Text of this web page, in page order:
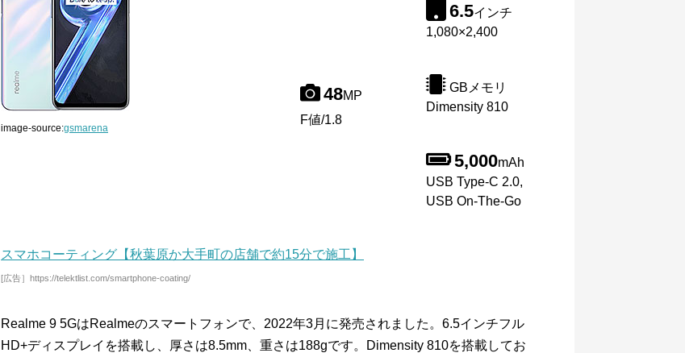
image-source:gsmarena
6.5インチ
1,080×2,400
48MP
F値/1.8
GBメモリ
Dimensity 810
5,000mAh
USB Type-C 2.0,
USB On-The-Go
スマホコーティング【秋葉原か大手町の店舗で約15分で施工】
[広告］https://telektlist.com/smartphone-coating/
Realme 9 5GはRealmeのスマートフォンで、2022年3月に発売されました。6.5インチフル
HD+ディスプレイを搭載し、厚さは8.5mm、重さは188gです。Dimensity 810を搭載してお